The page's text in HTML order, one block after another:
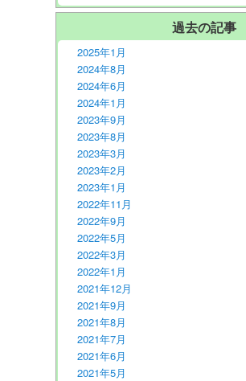
過去の記事
2025年1月
2024年8月
2024年6月
2024年1月
2023年9月
2023年8月
2023年3月
2023年2月
2023年1月
2022年11月
2022年9月
2022年5月
2022年3月
2022年1月
2021年12月
2021年9月
2021年8月
2021年7月
2021年6月
2021年5月